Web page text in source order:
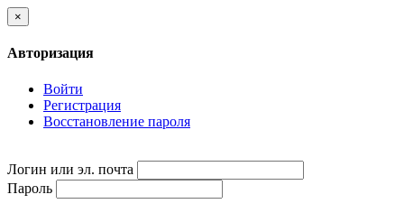
×
Авторизация
Войти
Регистрация
Восстановление пароля
Логин или эл. почта
Пароль